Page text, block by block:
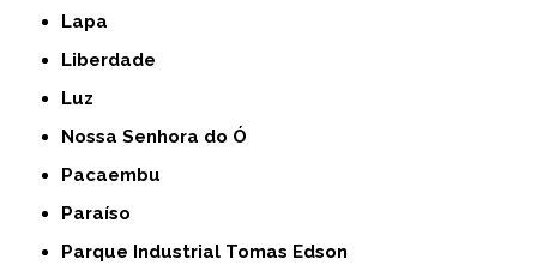
Lapa
Liberdade
Luz
Nossa Senhora do Ó
Pacaembu
Paraíso
Parque Industrial Tomas Edson